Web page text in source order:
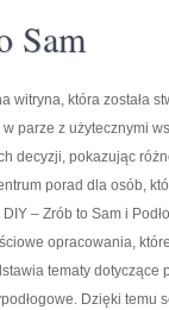
Sam
witryna, która została
w parze z użytecznymi
decyzji, pokazując
porad dla osób,
– Zrób to Sam i
opracowania,
tematy dotyczące
Dzięki temu